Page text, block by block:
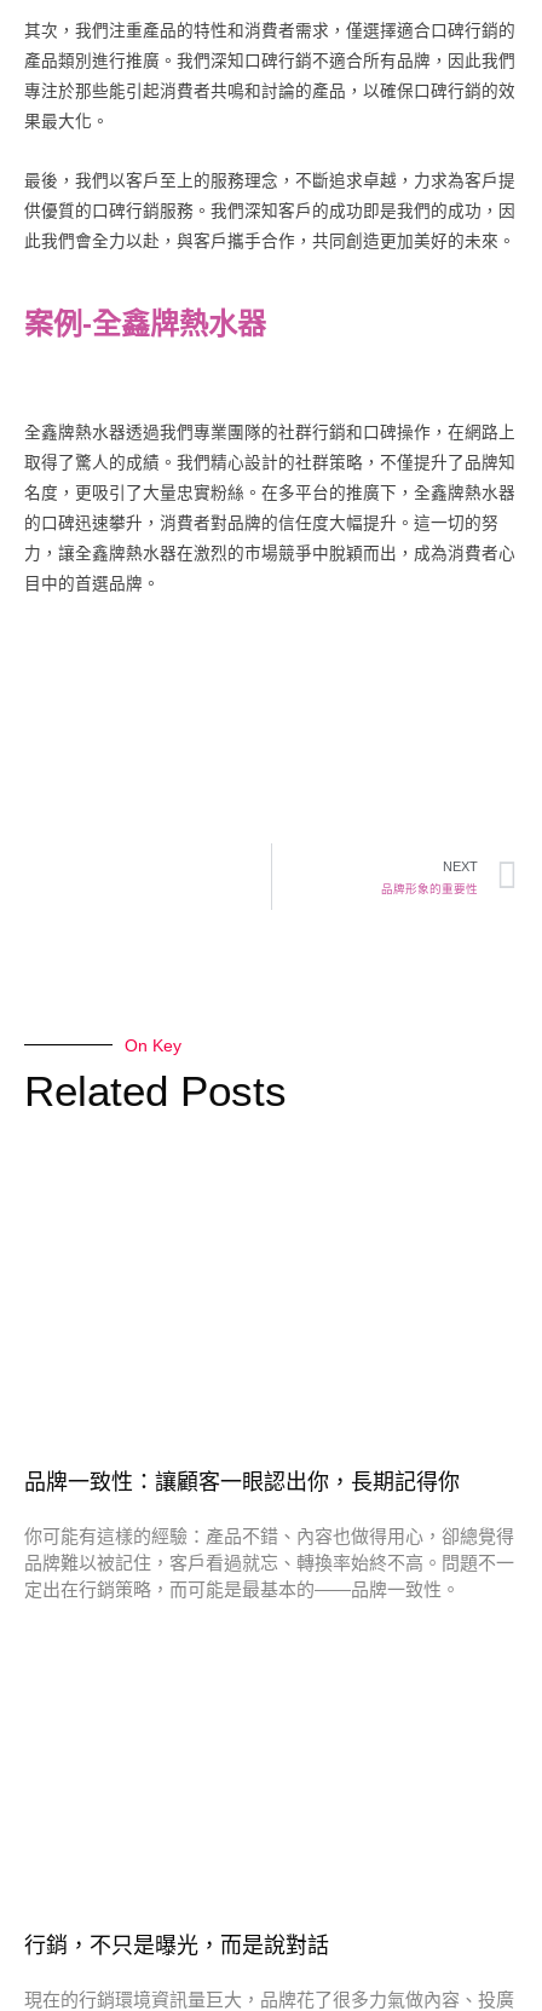
其次，我們注重產品的特性和消費者需求，僅選擇適合口碑行銷的
產品類別進行推廣。我們深知口碑行銷不適合所有品牌，因此我們
專注於那些能引起消費者共鳴和討論的產品，以確保口碑行銷的效
果最大化。
最後，我們以客戶至上的服務理念，不斷追求卓越，力求為客戶提
供優質的口碑行銷服務。我們深知客戶的成功即是我們的成功，因
此我們會全力以赴，與客戶攜手合作，共同創造更加美好的未來。
案例-全鑫牌熱水器
全鑫牌熱水器透過我們專業團隊的社群行銷和口碑操作，在網路上
取得了驚人的成績。我們精心設計的社群策略，不僅提升了品牌知
名度，更吸引了大量忠實粉絲。在多平台的推廣下，全鑫牌熱水器
的口碑迅速攀升，消費者對品牌的信任度大幅提升。這一切的努
力，讓全鑫牌熱水器在激烈的市場競爭中脫穎而出，成為消費者心
目中的首選品牌。
NEXT
品牌形象的重要性
On Key
Related Posts
品牌一致性：讓顧客一眼認出你，長期記得你
你可能有這樣的經驗：產品不錯、內容也做得用心，卻總覺得
品牌難以被記住，客戶看過就忘、轉換率始終不高。問題不一
定出在行銷策略，而可能是最基本的——品牌一致性。
行銷，不只是曝光，而是說對話
現在的行銷環境資訊量巨大，品牌花了很多力氣做內容、投廣